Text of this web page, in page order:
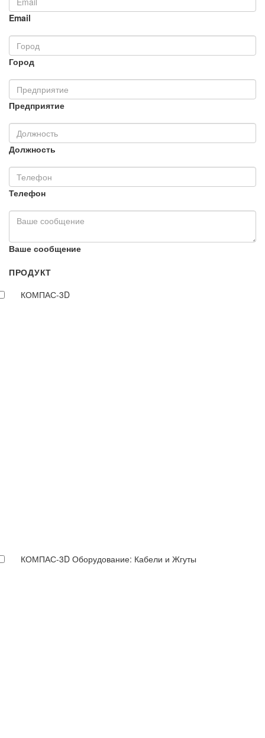
Email
Город
Предприятие
Должность
Телефон
Ваше сообщение
ПРОДУКТ
КОМПАС-3D
КОМПАС-3D Оборудование: Кабели и Жгуты